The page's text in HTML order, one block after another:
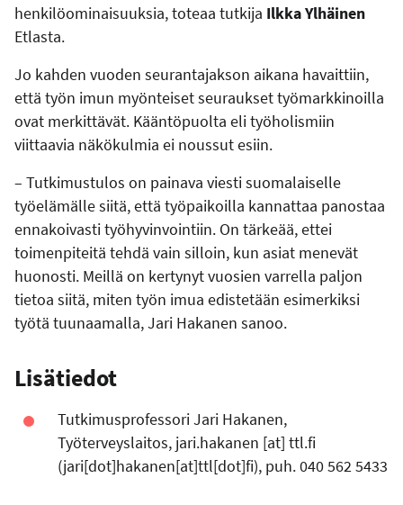
henkilöominaisuuksia, toteaa tutkija Ilkka Ylhäinen
Etlasta.
Jo kahden vuoden seurantajakson aikana havaittiin,
että työn imun myönteiset seuraukset työmarkkinoilla
ovat merkittävät. Kääntöpuolta eli työholismiin
viittaavia näkökulmia ei noussut esiin.
– Tutkimustulos on painava viesti suomalaiselle
työelämälle siitä, että työpaikoilla kannattaa panostaa
ennakoivasti työhyvinvointiin. On tärkeää, ettei
toimenpiteitä tehdä vain silloin, kun asiat menevät
huonosti. Meillä on kertynyt vuosien varrella paljon
tietoa siitä, miten työn imua edistetään esimerkiksi
työtä tuunaamalla, Jari Hakanen sanoo.
Lisätiedot
Tutkimusprofessori Jari Hakanen,
Työterveyslaitos, jari.hakanen [at]ttl.fi
(jari[dot]hakanen[at]ttl[dot]fi), puh. 040 562 5433